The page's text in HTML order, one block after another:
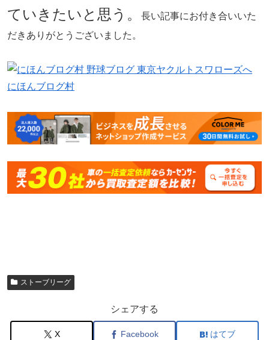
ていきたいと思う。
長い記事にお付き合いいた
だきありがとうございました。
にほんブログ村
ストーブリーグ
シェアする
X Facebook はてブ